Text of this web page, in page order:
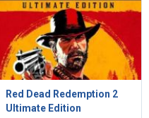
Red Dead Redemption 2
Ultimate Edition